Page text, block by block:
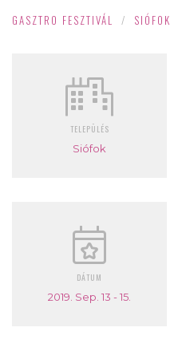
GASZTRO FESZTIVÁL / SIÓFOK
TELEPÜLÉS
Siófok
DÁTUM
2019. Sep. 13 - 15.